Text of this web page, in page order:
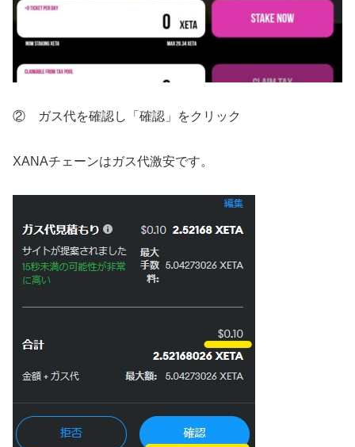
② ガス代を確認し「確認」をクリック
XANAチェーンはガス代激安です。